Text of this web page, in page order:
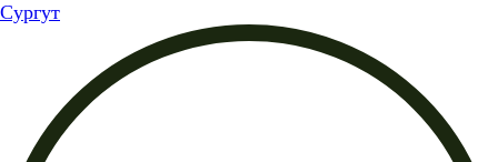
Сургут